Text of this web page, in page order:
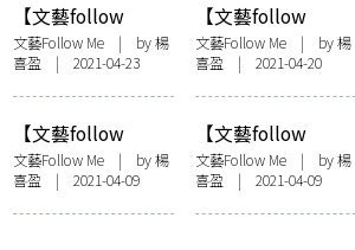
【文藝follow
me】休息與思考的
書店——訪夕拾x閒
社
文藝Follow Me | by楊
喜盈 | 2021-04-23
【文藝follow
me】《事到如今
——從千禧年到反
送中》：重回香港
二十年——訪潘國
靈
文藝Follow Me| by楊
喜盈 | 2021-04-20
【文藝follow
me】如何了解一條
街？陳苑珊、陳芷
盈、黃思朗寫軒尼
文藝Follow Me | by楊
喜盈 | 2021-04-09
【文藝follow
me】《狂舞派3》
主題曲：填詞在香
港——訪問陳心
文藝Follow Me| by楊
喜盈 | 2021-04-09